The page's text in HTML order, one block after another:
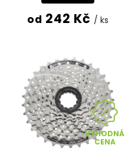
od 242 Kč / ks
VÝHODNÁ
CENA